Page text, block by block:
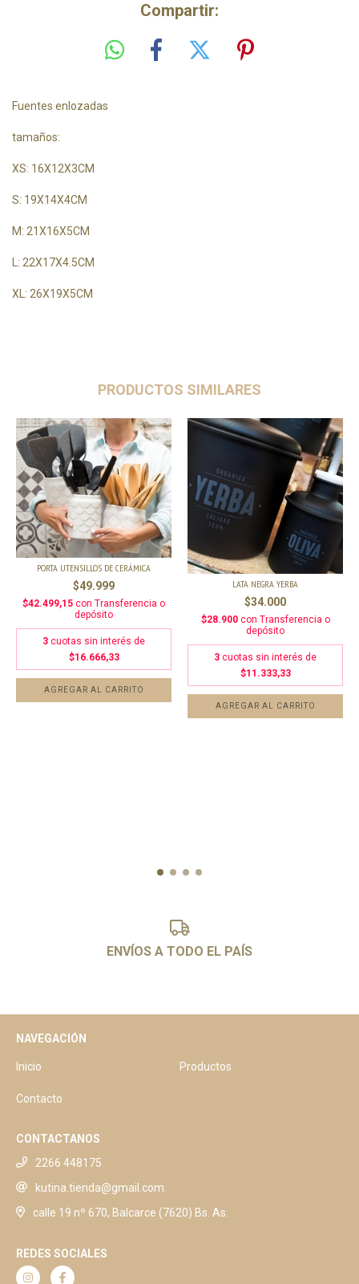
Compartir:
Fuentes enlozadas
tamaños:
XS: 16X12X3CM
S: 19X14X4CM
M: 21X16X5CM
L: 22X17X4.5CM
XL: 26X19X5CM
PRODUCTOS SIMILARES
PORTA UTENSILLOS DE CERÁMICA
$49.999
$42.499,15 con Transferencia o
depósito
3 cuotas sin interés de
$16.666,33
AGREGAR AL CARRITO
LATA NEGRA YERBA
$34.000
$28.900 con Transferencia o
depósito
3 cuotas sin interés de
$11.333,33
ENVÍOS A TODO EL PAÍS
NAVEGACIÓN
Inicio Productos
Contacto
CONTACTANOS
2266 448175
kutina.tienda@gmail.com
calle 19 nº 670, Balcarce (7620) Bs. As.
REDES SOCIALES